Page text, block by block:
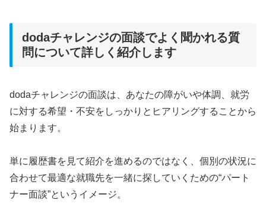
dodaチャレンジの面談でよく聞かれる質
問について詳しく紹介します
dodaチャレンジの面談は、あなたの障がいや体調、就労
に対する希望・不安をしっかりとヒアリングすることから
始まります。
単に履歴書を見て紹介を進めるのではなく、個別の状況に
合わせて最適な就職先を一緒に探していくための“パート
ナー面談”というイメージ。